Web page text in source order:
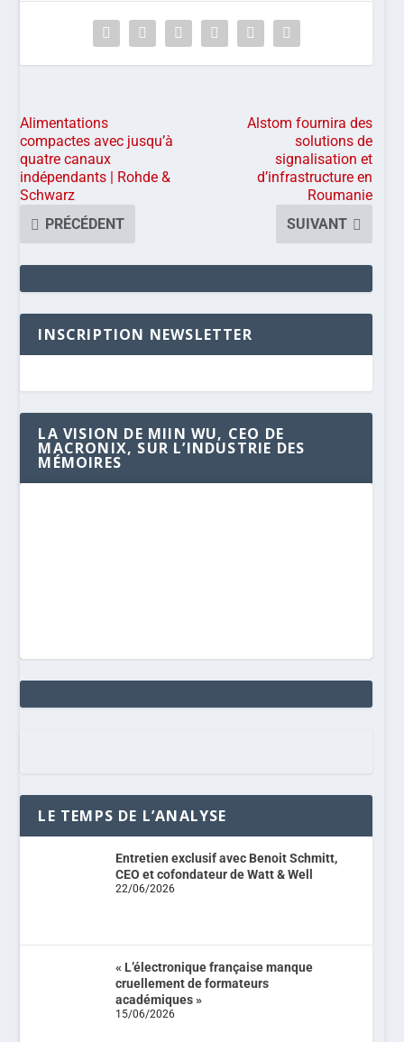
Alimentations
compactes avec jusqu’à
quatre canaux
indépendants | Rohde &
Schwarz
PRÉCÉDENT
Alstom fournira des
solutions de
signalisation et
d’infrastructure en
Roumanie
SUIVANT
INSCRIPTION NEWSLETTER
LA VISION DE MIIN WU, CEO DE
MACRONIX, SUR L’INDUSTRIE DES
MÉMOIRES
LE TEMPS DE L’ANALYSE
Entretien exclusif avec Benoit Schmitt,
CEO et cofondateur de Watt & Well
22/06/2026
« L’électronique française manque
cruellement de formateurs
académiques »
15/06/2026